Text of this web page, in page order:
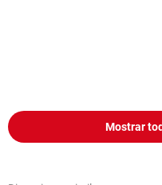
Mostrar